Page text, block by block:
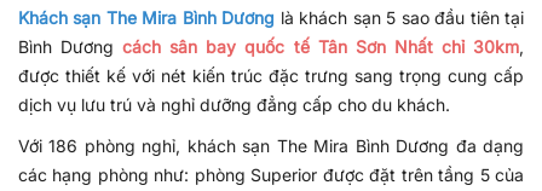
Khách sạn The Mira Bình Dương là khách sạn 5 sao đầu tiên tại
Bình Dươngcách sân bay quốc tế Tân Sơn Nhất chỉ 30km,
được thiết kế với nét kiến trúc đặc trưng sang trọng cung cấp
dịch vụ lưu trú và nghỉ dưỡng đẳng cấp cho du khách.
Với 186 phòng nghỉ, khách sạn The Mira Bình Dương đa dạng
các hạng phòng như: phòng Superior được đặt trên tầng 5 của